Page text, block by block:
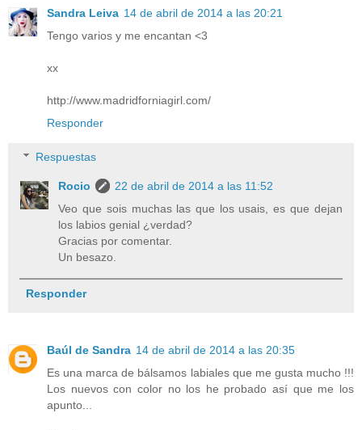
Sandra Leiva 14 de abril de 2014 a las 20:21
Tengo varios y me encantan <3
xx
http://www.madridforniagirl.com/
Responder
Respuestas
Rocio
22 de abril de 2014 a las 11:52
Veo que sois muchas las que los usais, es que dejan
los labios genial ¿verdad?
Gracias por comentar.
Un besazo.
Responder
Baúl de Sandra 14 de abril de 2014 a las 20:35
Es una marca de bálsamos labiales que me gusta mucho !!!
Los nuevos con color no los he probado así que me los
apunto...